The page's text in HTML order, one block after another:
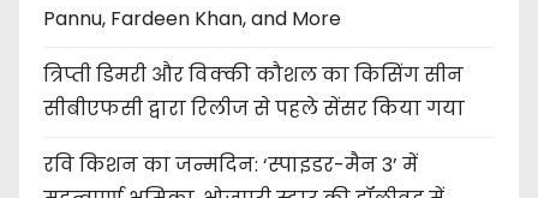
Pannu, Fardeen Khan, and More
त्रिप्ती डिमरी और विक्की कौशल का किसिंग सीन
सीबीएफसी द्वारा रिलीज से पहले सेंसर किया गया
रवि किशन का जन्मदिन: ‘स्पाइडर-मैन 3’ में